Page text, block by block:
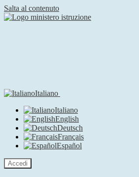
Salta al contenuto
Italiano
Italiano
English
Deutsch
Français
Español
Accedi